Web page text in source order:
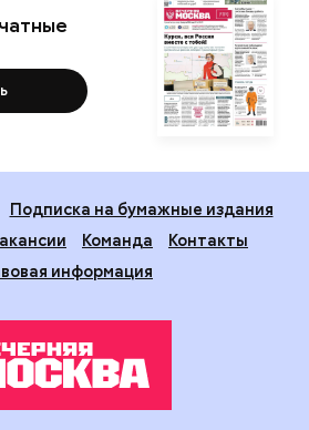
Подписка на бумажные издания
Команда
Контакты
информация